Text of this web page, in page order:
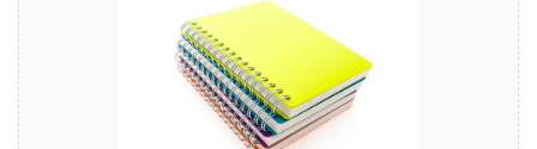
Organiza tu vida académica con nuestros cuadernos
Comprar